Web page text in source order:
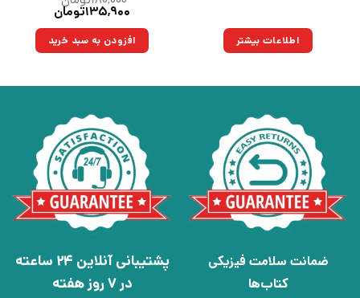
اطلاعات بیشتر
قیمت
۱۸۰,۰۰۰تومان
بود.
۱۳۵,۹۰۰تومان
۱۳۵,۹۰۰تومان.افزودن به سبد خرید
ضمانت سلامت فیزیکی
کتاب‌ها
پشتیبانی آنلاین 24 ساعته
در 7 روز هفته